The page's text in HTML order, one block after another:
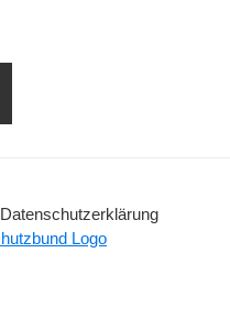
Datenschutzerklärung